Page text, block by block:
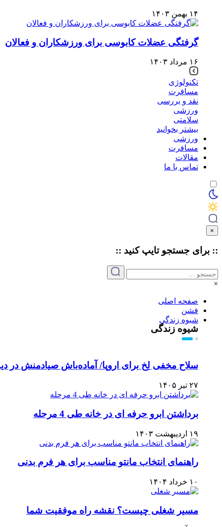
۱۴ بهمن ۱۴۰۳
گرفتگی عضلات کابوسی برای ورزشکاران و فعالان
۱۶ مرداد ۱۴۰۳
تکنولوژی
مسافرت
نقد و بررسی
ورزشی
سلامتی
بیشتر بخوانید
ورزشی
مسافرت
مقالات
تماس با ما
×
:: برای جستجو تایپکنید ::
×
صفحه اصلی
فشن
شیوه زندگی
شیوه زندگی
سلاح مخفی لِخ برای اروپا/ آماده‌باش صیادمنش در
۲۷ تیر ۱۴۰۵
برداشتن ابرو حرفه ای در خانه طی 4 مرحله
۱۹ اردیبهشت ۱۴۰۳
راهنمای انتخاب مانتو مناسب برای هر فرم بدنی
۱۰ خرداد ۱۴۰۴
مسیر شغلی چیست؟ نقشه راه موفقیت شما